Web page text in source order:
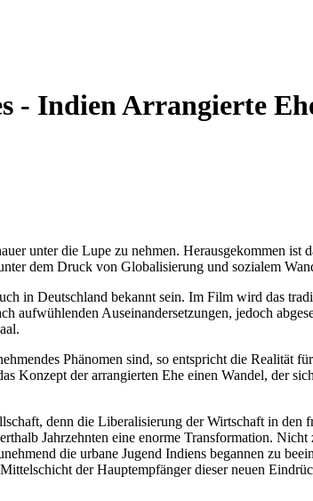
- IndienArrangierte
unter die Lupe zu nehmen. Herausgekommen ist
dem Druck von Globalisierung und sozialem
in Deutschland bekannt sein. Im Film wird das
aufwühlenden Auseinandersetzungen, jedoch
Phänomen sind, so entspricht die Realität
Konzept der arrangierten Ehe einen Wandel, der
denn die Liberalisierung der Wirtschaft in den
Jahrzehnten eine enorme Transformation. Nicht
die urbane Jugend Indiens begannen zu
der Hauptempfänger dieser neuen